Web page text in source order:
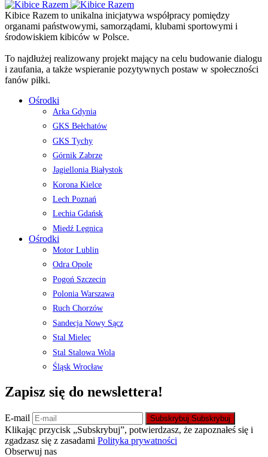
Kibice Razem to unikalna inicjatywa współpracy pomiędzy
organami państwowymi, samorządami, klubami sportowymi i
środowiskiem kibiców w Polsce.
To najdłużej realizowany projekt mający na celu budowanie dialogu
i zaufania, a także wspieranie pozytywnych postaw w społeczności
fanów piłki.
Ośrodki
Arka Gdynia
GKS Bełchatów
GKS Tychy
Górnik Zabrze
Jagiellonia Białystok
Korona Kielce
Lech Poznań
Lechia Gdańsk
Miedź Legnica
Ośrodki
Motor Lublin
Odra Opole
Pogoń Szczecin
Polonia Warszawa
Ruch Chorzów
Sandecja Nowy Sącz
Stal Mielec
Stal Stalowa Wola
Śląsk Wrocław
Zapisz się do newslettera!
E-mail Subskrybuj Subskrybuj
Klikając przycisk „Subskrybuj”, potwierdzasz, że zapoznałeś się i
zgadzasz się z zasadami Polityka prywatności
Obserwuj nas